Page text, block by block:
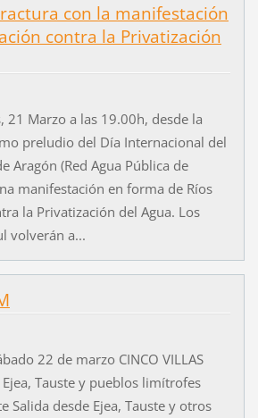
con la manifestación
contra la Privatización
21 Marzo a las 19.00h, desde la
preludio del Día Internacional del
Aragón (Red Agua Pública de
manifestación en forma de Ríos
la Privatización del Agua. Los
volverán a...
22 de marzo CINCO VILLAS
Tauste y pueblos limítrofes
Salida desde Ejea, Tauste y otros